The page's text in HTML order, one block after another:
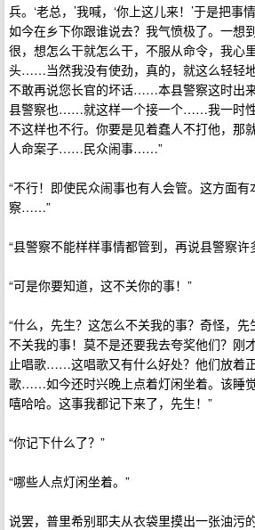
兵。‘老总，’我喊，‘你上这儿来！’于是把
如今在乡下你跟谁说去？我气愤极了。一想
很，想怎么干就怎么干，不服从命令，我心
头……当然我没有使劲，真的，就这么轻轻
不敢再说您长官的坏话……本县警察这时出
县警察也……就这样一个接一个……我一时
不这样也不行。你要是见着蠢人不打他，那
人命案子……民众闹事……”
“不行！即使民众闹事也有人会管。这方面
察……”
“县警察不能样样事情都管到，再说县警察
“可是你要知道，这不关你的事！”
“什么，先生？这怎么不关我的事？奇怪，
不关我的事！莫不是还要我去夸奖他们？刚
止唱歌……这唱歌又有什么好处？他们放着
歌……如今还时兴晚上点着灯闲坐着。该睡
嘻哈哈。这事我都记下来了，先生！”
“你记下什么了？”
“哪些人点灯闲坐着。”
说罢，普里希别耶夫从衣袋里摸出一张油污